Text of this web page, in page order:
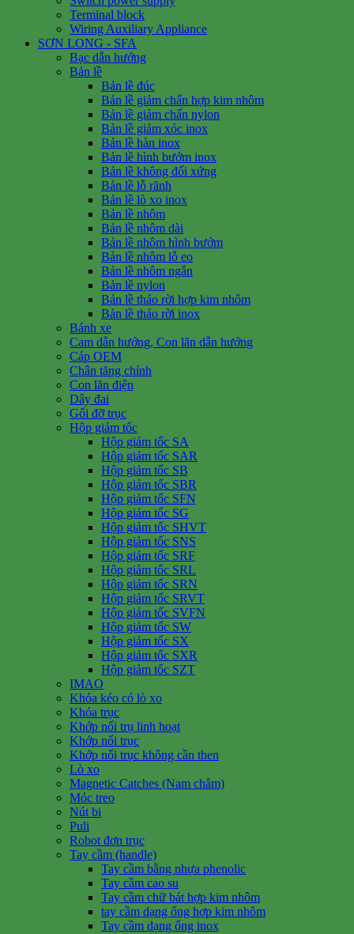
Terminal block
Wiring Auxiliary Appliance
SƠN LONG - SFA
Bạc dẫn hướng
Bản lề
Bản lề đúc
Bản lề giảm chấn hợp kim nhôm
Bản lề giảm chấn nylon
Bản lề giảm xóc inox
Bản lề hàn inox
Bản lề hình bướm inox
Bản lề không đối xứng
Bản lề lỗ rãnh
Bản lề lò xo inox
Bản lề nhôm
Bản lề nhôm dài
Bản lề nhôm hình bướm
Bản lề nhôm lỗ eo
Bản lề nhôm ngắn
Bản lề nylon
Bản lề tháo rời hợp kim nhôm
Bản lề tháo rời inox
Bánh xe
Cam dẫn hướng, Con lăn dẫn hướng
Cáp OEM
Chân tăng chỉnh
Con lăn điện
Dây đai
Gối đỡ trục
Hộp giảm tốc
Hộp giảm tốc SA
Hộp giảm tốc SAR
Hộp giảm tốc SB
Hộp giảm tốc SBR
Hộp giảm tốc SFN
Hộp giảm tốc SG
Hộp giảm tốc SHVT
Hộp giảm tốc SNS
Hộp giảm tốc SRF
Hộp giảm tốc SRL
Hộp giảm tốc SRN
Hộp giảm tốc SRVT
Hộp giảm tốc SVFN
Hộp giảm tốc SW
Hộp giảm tốc SX
Hộp giảm tốc SXR
Hộp giảm tốc SZT
IMAO
Khóa kéo có lò xo
Khóa trục
Khớp nối trụ linh hoạt
Khớp nối trục
Khớp nối trục không cần then
Lò xo
Magnetic Catches (Nam châm)
Móc treo
Nút bi
Puli
Robot đơn trục
Tay cầm (handle)
Tay cầm bằng nhựa phenolic
Tay cầm cao su
Tay cầm chữ bát hợp kim nhôm
tay cầm dạng ống hợp kim nhôm
Tay cầm dạng ống inox